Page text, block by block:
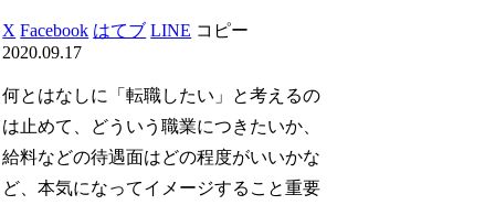
X Facebook はてブ LINE コピー
2020.09.17
何とはなしに「転職したい」と考えるの
は止めて、どういう職業につきたいか、
給料などの待遇面はどの程度がいいかな
ど、本気になってイメージすること重要